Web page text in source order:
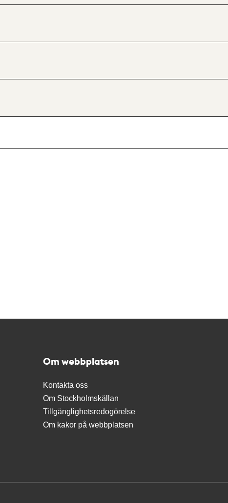
Om webbplatsen
Kontakta oss
Om Stockholmskällan
Tillgänglighetsredogörelse
Om kakor på webbplatsen